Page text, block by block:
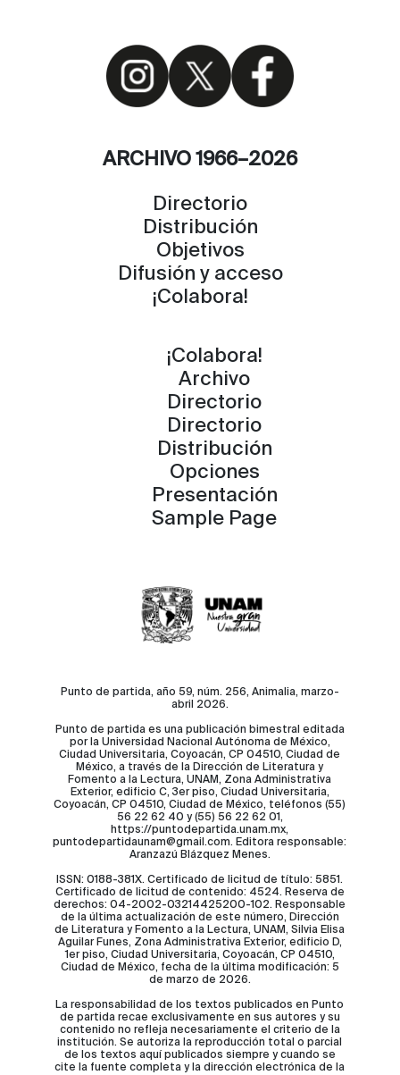
ARCHIVO 1966–2026
Directorio
Distribución
Objetivos
Difusión y acceso
¡Colabora!
¡Colabora!
Archivo
Directorio
Directorio
Distribución
Opciones
Presentación
Sample Page
Punto de partida, año 59, núm. 256, Animalia, marzo-
abril 2026.
Punto de partida es una publicación bimestral editada
por la Universidad Nacional Autónoma de México,
Ciudad Universitaria, Coyoacán, CP 04510, Ciudad de
México, a través de la Dirección de Literatura y
Fomento a la Lectura, UNAM, Zona Administrativa
Exterior, edificio C, 3er piso, Ciudad Universitaria,
Coyoacán, CP 04510, Ciudad de México, teléfonos (55)
56 22 62 40 y (55) 56 22 62 01,
https://puntodepartida.unam.mx,
puntodepartidaunam@gmail.com. Editora responsable:
Aranzazú Blázquez Menes.
ISSN: 0188-381X. Certificado de licitud de título: 5851.
Certificado de licitud de contenido: 4524. Reserva de
derechos: 04-2002-03214425200-102. Responsable
de la última actualización de este número, Dirección
de Literatura y Fomento a la Lectura, UNAM, Silvia Elisa
Aguilar Funes, Zona Administrativa Exterior, edificio D,
1er piso, Ciudad Universitaria, Coyoacán, CP 04510,
Ciudad de México, fecha de la última modificación: 5
de marzo de 2026.
La responsabilidad de los textos publicados en Punto
de partida recae exclusivamente en sus autores y su
contenido no refleja necesariamente el criterio de la
institución. Se autoriza la reproducción total o parcial
de los textos aquí publicados siempre y cuando se
cite la fuente completa y la dirección electrónica de la